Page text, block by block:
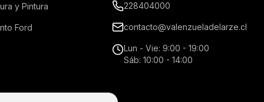
y Pintura
Ford
228404000
contacto@valenzueladelarze.cl
Lun - Vie: 9:00 - 19:00
Sáb: 10:00 - 14:00